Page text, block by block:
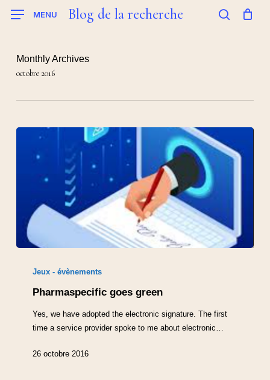
MENU Blog de la recherche
Monthly Archives
octobre 2016
Jeux - évènements
Pharmaspecific goes green
Yes, we have adopted the electronic signature. The first
time a service provider spoke to me about electronic…
26 octobre 2016